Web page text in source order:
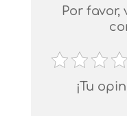
Por
¡Tu